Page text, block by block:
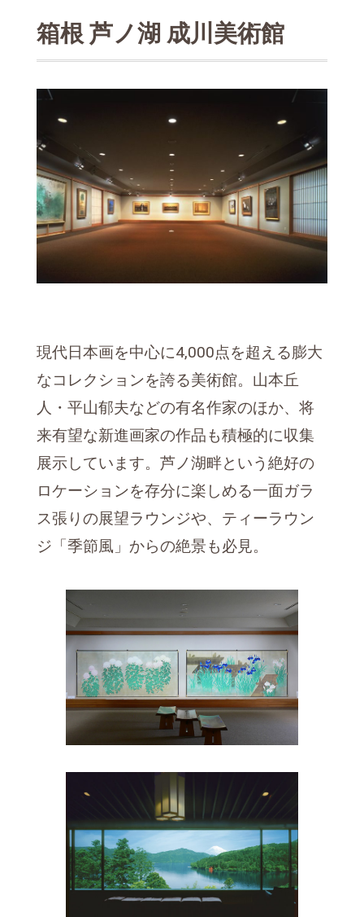
箱根 芦ノ湖 成川美術館
現代日本画を中心に4,000点を超える膨大
なコレクションを誇る美術館。山本丘
人・平山郁夫などの有名作家のほか、将
来有望な新進画家の作品も積極的に収集
展示しています。芦ノ湖畔という絶好の
ロケーションを存分に楽しめる一面ガラ
ス張りの展望ラウンジや、ティーラウン
ジ「季節風」からの絶景も必見。